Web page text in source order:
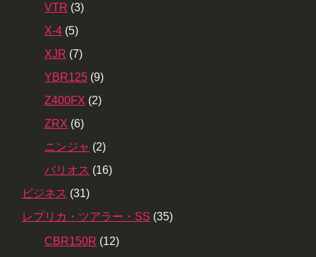
VTR (3)
X-4 (5)
XJR (7)
YBR125 (9)
Z400FX (2)
ZRX (6)
ニンジャ (2)
バリオス (16)
ビジネス (31)
レプリカ・ツアラー・SS (35)
CBR150R (12)